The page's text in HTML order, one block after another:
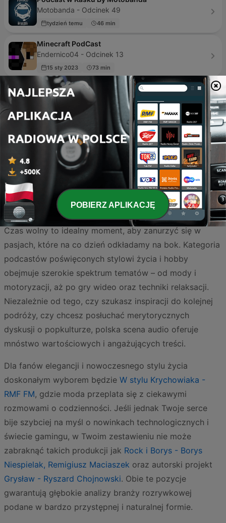
Motobanda - Odcinek 49
tydzień temu 46 min
Minecraft PodCast
Endernico04 - Odcinek 13
15 sty 2023 73 min
Harry Potter
Nabil Azdoufal - Odcinek 2
12 maj 2019
Strona1z2
Czas wolny to idealny moment, aby zanurzyć się w
pasjach, które na co dzień odkładamy na bok. Kategoria
podcastów poświęconych stylowi życia i hobby
obejmuje szerokie spektrum tematów – od mody i
motoryzacji, aż po gry wideo oraz techniki relaksacji.
Niezależnie od tego, czy szukasz inspiracji do kolejnej
podróży, czy chcesz posłuchać merytorycznych
dyskusji o popkulturze, polska scena audio oferuje
mnóstwo wartościowych i angażujących treści.
Dla fanów elegancji i nowoczesnego stylu życia
doskonałym wyborem będzie W stylu Krychowiaka -
RMF FM, gdzie moda przeplata się z ciekawymi
rozmowami o codzienności. Jeśli jednak Twoje serce
bije szybciej na myśl o nowinkach technologicznych i
świecie gamingu, w Twoim zestawieniu nie może
zabraknąć takich produkcji jak Rock i Borys - Borys
Niespielak, Remigiusz Maciaszek oraz autorski projekt
Grysław - Ryszard Chojnowski. Obie te pozycje
gwarantują głębokie analizy branży rozrywkowej
podane w bardzo przystępnej i naturalnej formie.
POBIERZ APLIKACJĘ